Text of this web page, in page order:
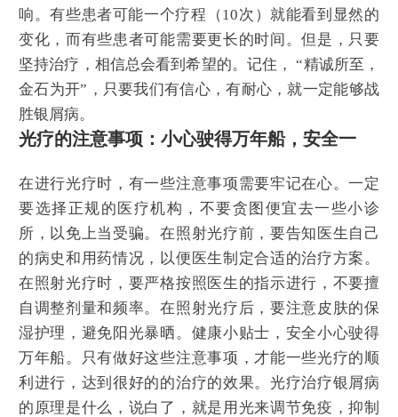
响。有些患者可能一个疗程（10次）就能看到显然的
变化，而有些患者可能需要更长的时间。但是，只要
坚持治疗，相信总会看到希望的。记住， “精诚所至，
金石为开”，只要我们有信心，有耐心，就一定能够战
胜银屑病。
光疗的注意事项：小心驶得万年船，安全一
在进行光疗时，有一些注意事项需要牢记在心。一定
要选择正规的医疗机构，不要贪图便宜去一些小诊
所，以免上当受骗。在照射光疗前，要告知医生自己
的病史和用药情况，以便医生制定合适的治疗方案。
在照射光疗时，要严格按照医生的指示进行，不要擅
自调整剂量和频率。在照射光疗后，要注意皮肤的保
湿护理，避免阳光暴晒。健康小贴士，安全小心驶得
万年船。只有做好这些注意事项，才能一些光疗的顺
利进行，达到很好的的治疗的效果。光疗治疗银屑病
的原理是什么，说白了，就是用光来调节免疫，抑制